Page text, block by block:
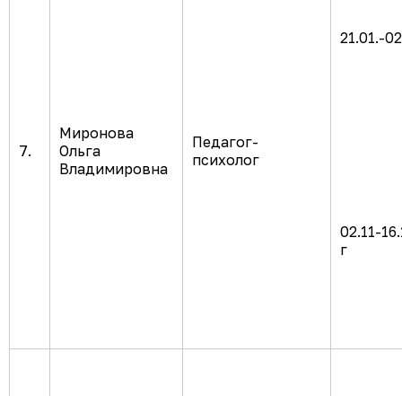
7.
Миронова
Ольга
Владимировна
Педагог-
психолог
21.01.-
02.11-
г